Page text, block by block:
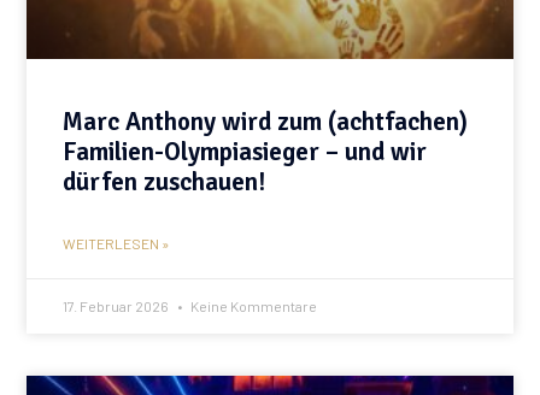
Marc Anthony wird zum (achtfachen)
Familien-Olympiasieger – und wir
dürfen zuschauen!
WEITERLESEN »
17. Februar 2026 Keine Kommentare